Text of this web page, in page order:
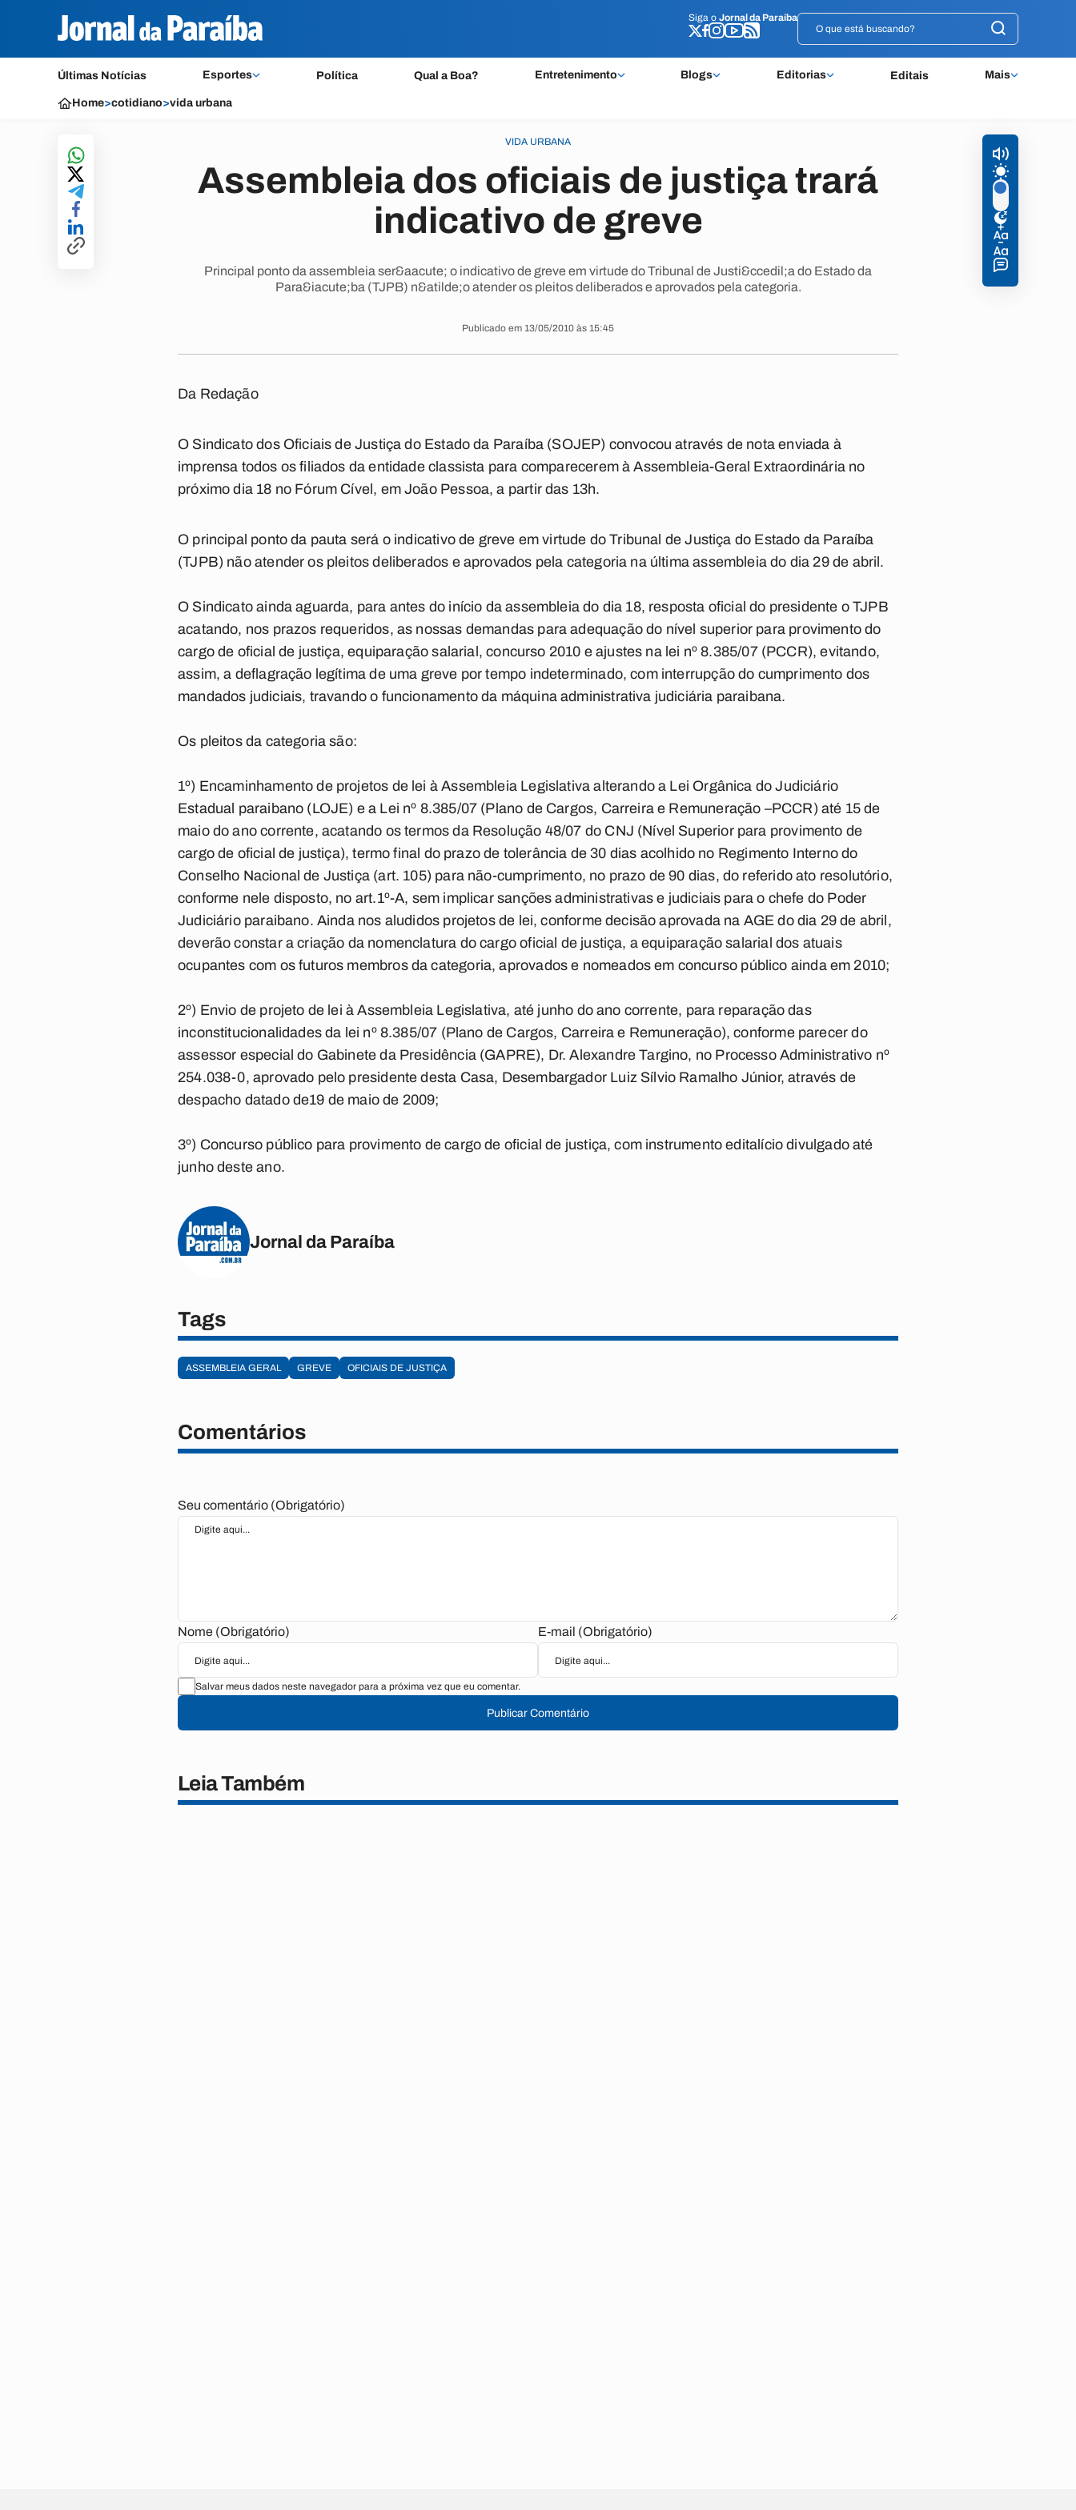
Siga o Jornal da Paraíba
Últimas Notícias Esportes Política Qual a Boa? Entretenimento Blogs Editorias Editais Mais
Siga o Jornal da Paraíba
Home>cotidiano>vida urbana
VIDA URBANA
Assembleia dos oficiais de justiça trará
indicativo de greve
Principal ponto da assembleia ser&aacute; o indicativo de greve em virtude do Tribunal de Justi&ccedil;a do Estado da
Para&iacute;ba (TJPB) n&atilde;o atender os pleitos deliberados e aprovados pela categoria.
Publicado em 13/05/2010 às 15:45
Da Redação
O Sindicato dos Oficiais de Justiça do Estado da Paraíba (SOJEP) convocou através de nota enviada à
imprensa todos os filiados da entidade classista para comparecerem à Assembleia-Geral Extraordinária no
próximo dia 18 no Fórum Cível, em João Pessoa, a partir das 13h.
O principal ponto da pauta será o indicativo de greve em virtude do Tribunal de Justiça do Estado da Paraíba
(TJPB) não atender os pleitos deliberados e aprovados pela categoria na última assembleia do dia 29 de abril.
O Sindicato ainda aguarda, para antes do início da assembleia do dia 18, resposta oficial do presidente o TJPB
acatando, nos prazos requeridos, as nossas demandas para adequação do nível superior para provimento do
cargo de oficial de justiça, equiparação salarial, concurso 2010 e ajustes na lei nº 8.385/07 (PCCR), evitando,
assim, a deflagração legítima de uma greve por tempo indeterminado, com interrupção do cumprimento dos
mandados judiciais, travando o funcionamento da máquina administrativa judiciária paraibana.
Os pleitos da categoria são:
1º) Encaminhamento de projetos de lei à Assembleia Legislativa alterando a Lei Orgânica do Judiciário
Estadual paraibano (LOJE) e a Lei nº 8.385/07 (Plano de Cargos, Carreira e Remuneração –PCCR) até 15 de
maio do ano corrente, acatando os termos da Resolução 48/07 do CNJ (Nível Superior para provimento de
cargo de oficial de justiça), termo final do prazo de tolerância de 30 dias acolhido no Regimento Interno do
Conselho Nacional de Justiça (art. 105) para não-cumprimento, no prazo de 90 dias, do referido ato resolutório,
conforme nele disposto, no art.1º-A, sem implicar sanções administrativas e judiciais para o chefe do Poder
Judiciário paraibano. Ainda nos aludidos projetos de lei, conforme decisão aprovada na AGE do dia 29 de abril,
deverão constar a criação da nomenclatura do cargo oficial de justiça, a equiparação salarial dos atuais
ocupantes com os futuros membros da categoria, aprovados e nomeados em concurso público ainda em 2010;
2º) Envio de projeto de lei à Assembleia Legislativa, até junho do ano corrente, para reparação das
inconstitucionalidades da lei nº 8.385/07 (Plano de Cargos, Carreira e Remuneração), conforme parecer do
assessor especial do Gabinete da Presidência (GAPRE), Dr. Alexandre Targino, no Processo Administrativo nº
254.038-0, aprovado pelo presidente desta Casa, Desembargador Luiz Sílvio Ramalho Júnior, através de
despacho datado de19 de maio de 2009;
3º) Concurso público para provimento de cargo de oficial de justiça, com instrumento editalício divulgado até
junho deste ano.
Jornal da Paraíba
Tags
ASSEMBLEIA GERAL GREVE OFICIAIS DE JUSTIÇA
Comentários
Seu comentário (Obrigatório)
Nome (Obrigatório) E-mail (Obrigatório)
Salvar meus dados neste navegador para a próxima vez que eu comentar.
Publicar Comentário
Leia Também